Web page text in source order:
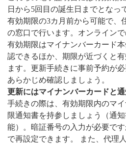
日から5回目の誕生日までとなっ
有効期限の3カ月前から可能で、
の窓口で行います。オンラインで
有効期限はマイナンバーカード
認できるほか、期限が近づくと
ます。更新手続きに事前予約が
あらかじめ確認しましょう。
更新にはマイナンバーカードと
手続きの際は、有効期限内のマ
限通知書を持参しましょう（通
能）。暗証番号の入力が必要で
で再設定できます。 また、代理